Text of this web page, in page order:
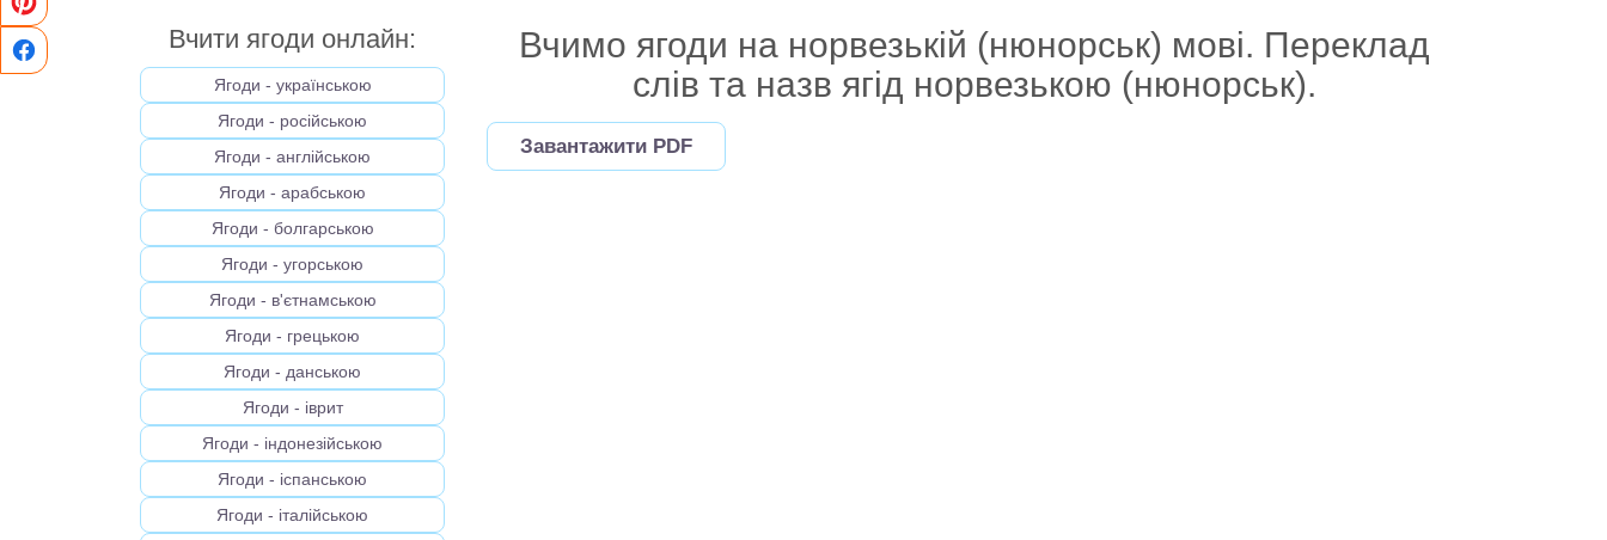
Вчити ягоди онлайн:
Ягоди - українською
Ягоди - російською
Ягоди - англійською
Ягоди - арабською
Ягоди - болгарською
Ягоди - угорською
Ягоди - в'єтнамською
Ягоди - грецькою
Ягоди - данською
Ягоди - іврит
Ягоди - індонезійською
Ягоди - іспанською
Ягоди - італійською
Вчимо ягоди на норвезькій (нюнорськ) мові. Переклад
слів та назв ягід норвезькою (нюнорськ).
Завантажити PDF